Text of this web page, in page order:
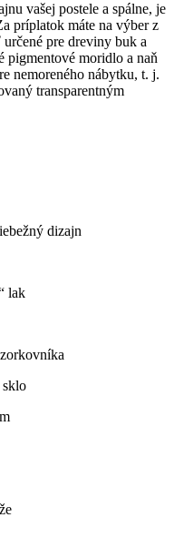
vašej postele a spálne, je
príplatok máte na výber z
pre dreviny buk a
pigmentové moridlo a naň
nemoreného nábytku, t. j.
transparentným
dizajn
lak
sklo